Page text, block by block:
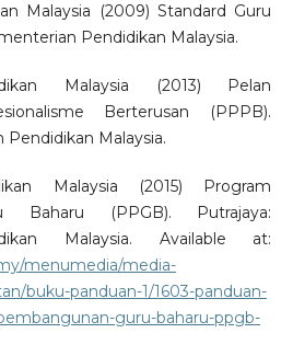
Malaysia (2009) Standard Guru
Pendidikan Malaysia.
Malaysia (2013) Pelan
Berterusan (PPPB).
Pendidikan Malaysia.
Malaysia (2015) Program
Baharu (PPGB). Putrajaya:
Malaysia. Available at:
menumedia/media-
buku-panduan-1/1603-panduan-
guru-baharu-ppgb-